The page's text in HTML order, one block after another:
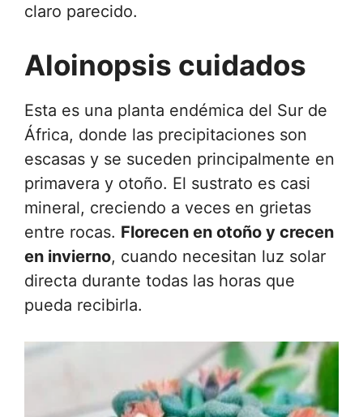
claro parecido.
Aloinopsis cuidados
Esta es una planta endémica del Sur de
África, donde las precipitaciones son
escasas y se suceden principalmente en
primavera y otoño. El sustrato es casi
mineral, creciendo a veces en grietas
entre rocas. Florecen en otoño y crecen
en invierno, cuando necesitan luz solar
directa durante todas las horas que
pueda recibirla.